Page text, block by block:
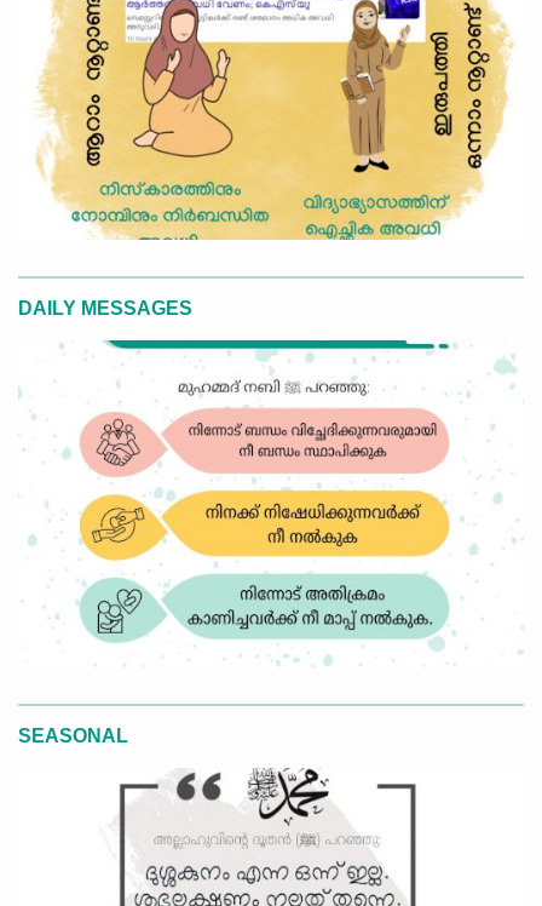
DAILY MESSAGES
SEASONAL